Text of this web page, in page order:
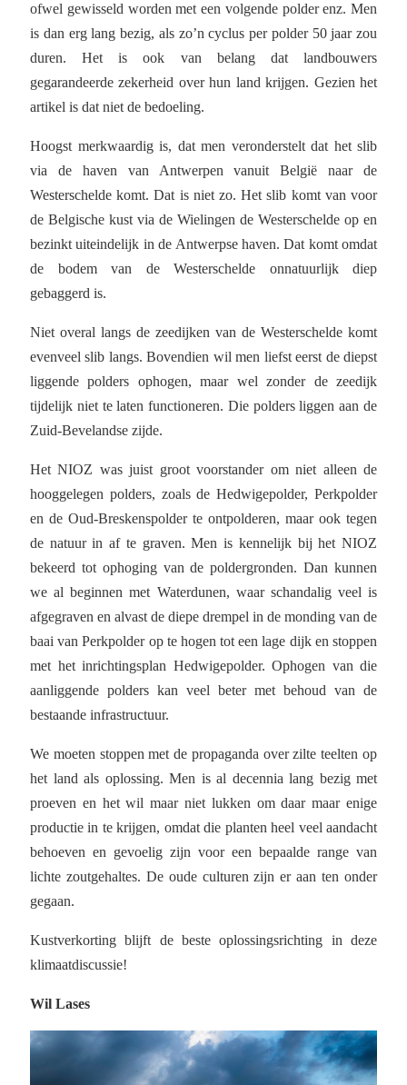
ofwel gewisseld worden met een volgende polder enz. Men
is dan erg lang bezig, als zo’n cyclus per polder 50 jaar zou
duren. Het is ook van belang dat landbouwers
gegarandeerde zekerheid over hun land krijgen. Gezien het
artikel is dat niet de bedoeling.
Hoogst merkwaardig is, dat men veronderstelt dat het slib
via de haven van Antwerpen vanuit België naar de
Westerschelde komt. Dat is niet zo. Het slib komt van voor
de Belgische kust via de Wielingen de Westerschelde op en
bezinkt uiteindelijk in de Antwerpse haven. Dat komt omdat
de bodem van de Westerschelde onnatuurlijk diep
gebaggerd is.
Niet overal langs de zeedijken van de Westerschelde komt
evenveel slib langs. Bovendien wil men liefst eerst de diepst
liggende polders ophogen, maar wel zonder de zeedijk
tijdelijk niet te laten functioneren. Die polders liggen aan de
Zuid-Bevelandse zijde.
Het NIOZ was juist groot voorstander om niet alleen de
hooggelegen polders, zoals de Hedwigepolder, Perkpolder
en de Oud-Breskenspolder te ontpolderen, maar ook tegen
de natuur in af te graven. Men is kennelijk bij het NIOZ
bekeerd tot ophoging van de poldergronden. Dan kunnen
we al beginnen met Waterdunen, waar schandalig veel is
afgegraven en alvast de diepe drempel in de monding van de
baai van Perkpolder op te hogen tot een lage dijk en stoppen
met het inrichtingsplan Hedwigepolder. Ophogen van die
aanliggende polders kan veel beter met behoud van de
bestaande infrastructuur.
We moeten stoppen met de propaganda over zilte teelten op
het land als oplossing. Men is al decennia lang bezig met
proeven en het wil maar niet lukken om daar maar enige
productie in te krijgen, omdat die planten heel veel aandacht
behoeven en gevoelig zijn voor een bepaalde range van
lichte zoutgehaltes. De oude culturen zijn er aan ten onder
gegaan.
Kustverkorting blijft de beste oplossingsrichting in deze
klimaatdiscussie!
Wil Lases